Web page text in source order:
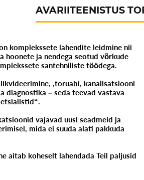
AVARIITEENISTUS
komplekssete lahendite leidmine nii
ja nendega seotud võrkude
santehniliste töödega.
,toruabi, kanalisatsiooni
diagnostika – seda teevad vastava
vajavad uusi seadmeid ja
mida ei suuda alati pakkuda
aitab koheselt lahendada Teil paljusid